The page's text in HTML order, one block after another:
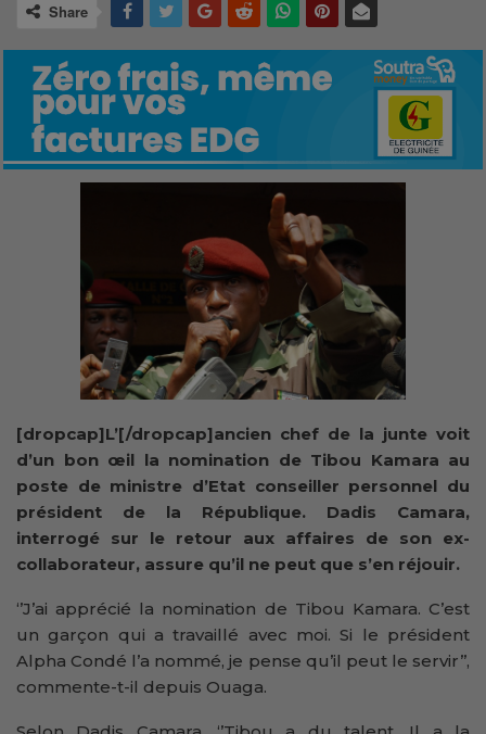
Share
[dropcap]L’[/dropcap]ancien chef de la junte voit
d’un bon œil la nomination de Tibou Kamara au
poste de ministre d’Etat conseiller personnel du
président de la République. Dadis Camara,
interrogé sur le retour aux affaires de son ex-
collaborateur, assure qu’il ne peut que s’en réjouir.
‘’J’ai apprécié la nomination de Tibou Kamara. C’est
un garçon qui a travaillé avec moi. Si le président
Alpha Condé l’a nommé, je pense qu’il peut le servir’’,
commente-t-il depuis Ouaga.